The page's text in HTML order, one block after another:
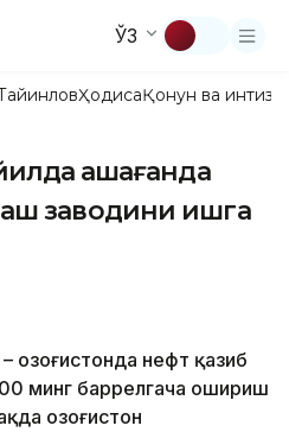
ЎЗ
ҲодисаҚонун ва
Қашағанда
заводини ишга
Қозоғистонда нефт қазиб
минг баррелгача ошириш
Қозоғистон